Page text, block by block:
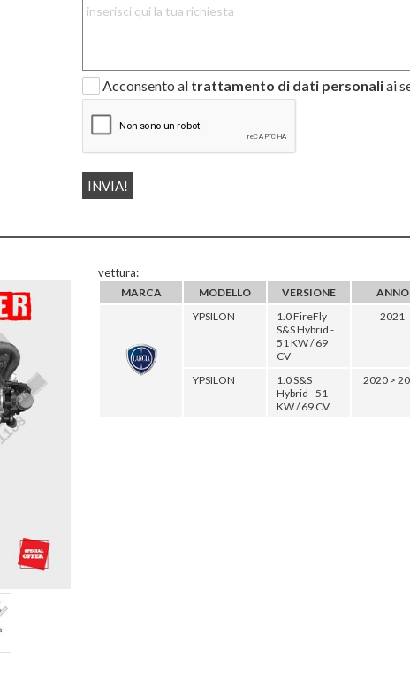
Acconsento al trattamento di dati personaliai
vettura:
MARCA MODELLO VERSIONE
ANNO
YPSILON
1.0 FireFly
S&S Hybrid -
51 KW / 69
CV
2021
YPSILON
1.0 S&S
Hybrid - 51
KW / 69 CV
2020 >